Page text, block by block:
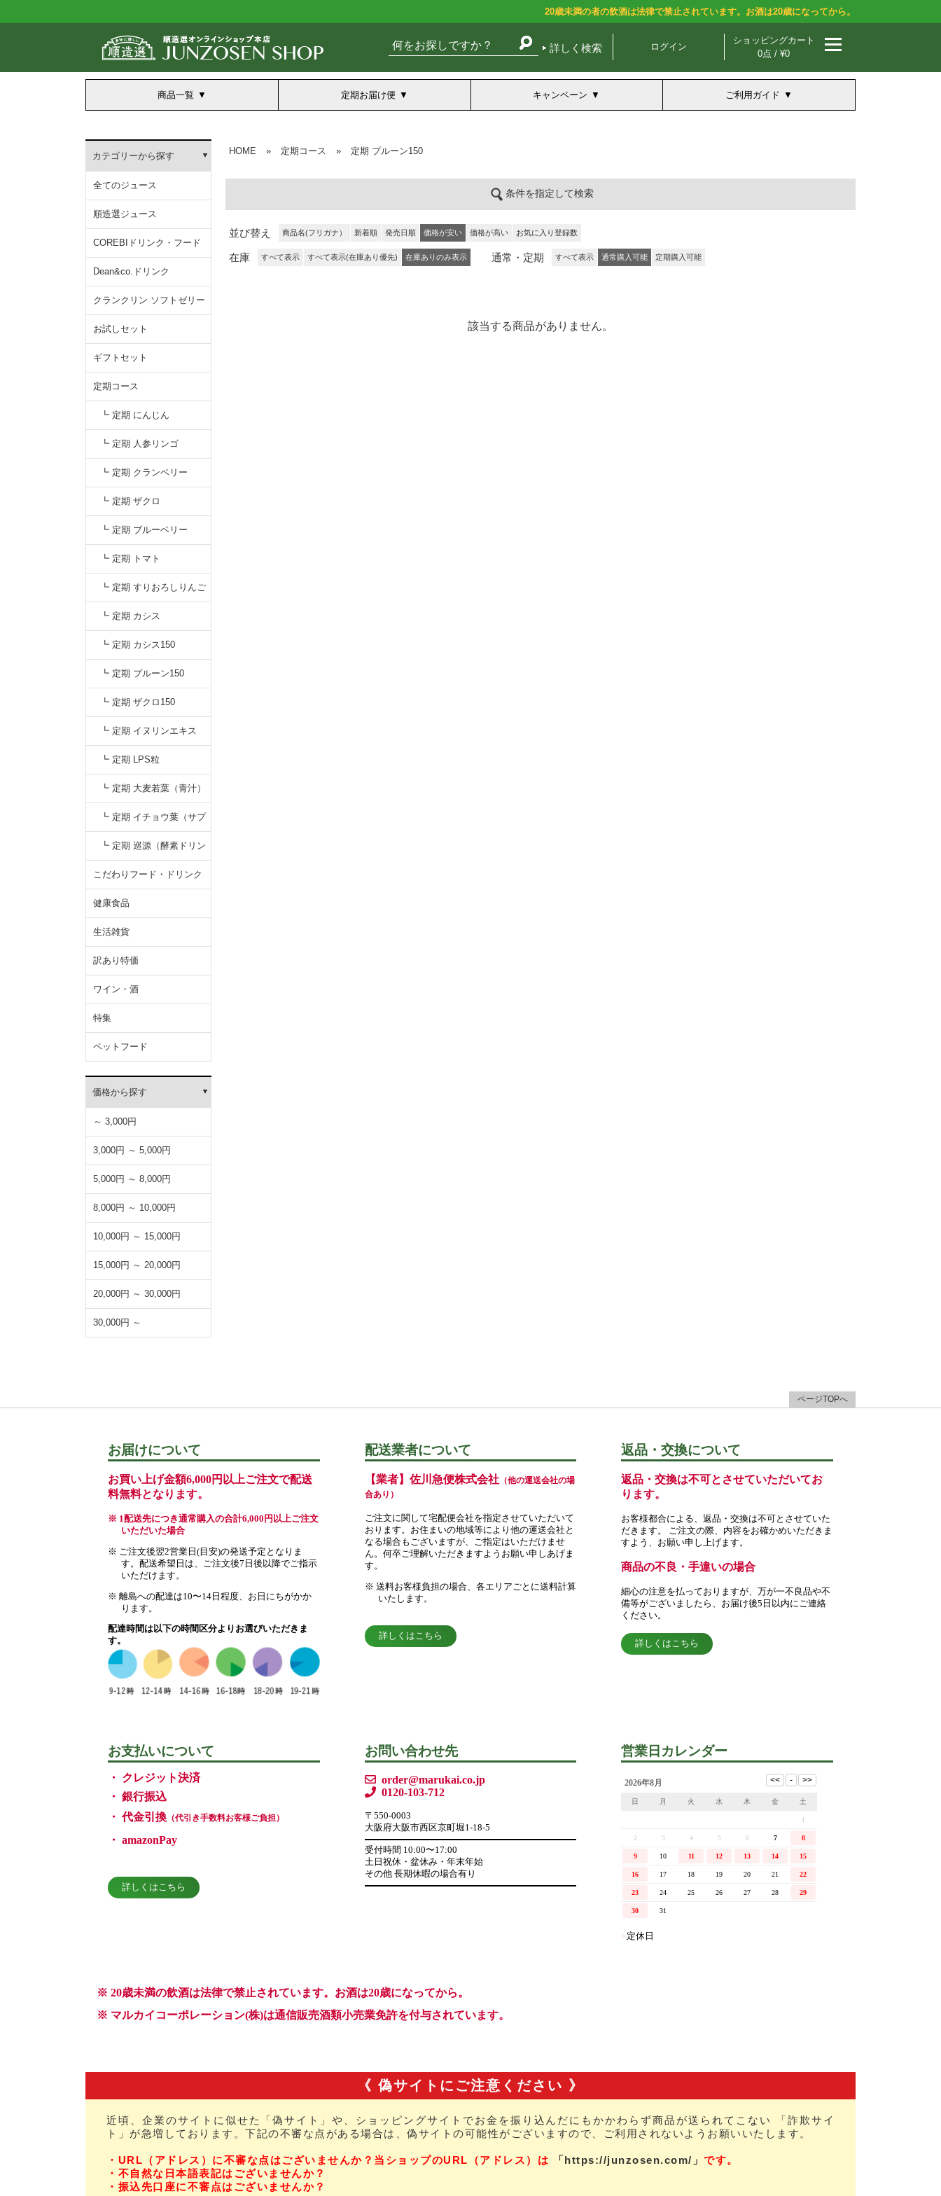
20歳未満の者の飲酒は法律で禁止されています。お酒は20歳になってから。
詳しく検索 ログイン
ショッピングカート
0点 / ¥0
商品一覧 定期お届け便 キャンペーン ご利用ガイド
カテゴリーから探す
全てのジュース
順造選ジュース
COREBIドリンク・フード
Dean&co.ドリンク
クランクリン ソフトゼリー
お試しセット
ギフトセット
定期コース
┗ 定期 にんじん
┗ 定期 人参リンゴ
┗ 定期 クランベリー
┗ 定期 ザクロ
┗ 定期 ブルーベリー
┗ 定期 トマト
┗ 定期 すりおろしりんご
汁
┗ 定期 カシス
┗ 定期 カシス150
┗ 定期 プルーン150
┗ 定期 ザクロ150
┗ 定期 イヌリンエキス
┗ 定期 LPS粒
┗ 定期 大麦若葉（青汁）
┗ 定期 イチョウ葉（サプ
リ）
┗ 定期 巡源（酵素ドリン
ク）
こだわりフード・ドリンク
健康食品
生活雑貨
訳あり特価
ワイン・酒
特集
ペットフード
価格から探す
～ 3,000円
3,000円 ～ 5,000円
5,000円 ～ 8,000円
8,000円 ～ 10,000円
10,000円 ～ 15,000円
15,000円 ～ 20,000円
20,000円 ～ 30,000円
30,000円 ～
HOME » 定期コース » 定期 プルーン150
条件を指定して検索
並び替え 商品名(フリガナ） 新着順 発売日順 価格が安い 価格が高い お気に入り登録数
在庫 すべて表示 すべて表示(在庫あり優先) 在庫ありのみ表示 通常・定期 すべて表示 通常購入可能 定期購入可能
該当する商品がありません。
《 偽サイトにご注意ください 》
近頃、企業のサイトに似せた「偽サイト」や、ショッピングサイトでお金を振り込んだにもかかわらず商品が送られてこない 「詐欺サイ
ト」が急増しております。下記の不審な点がある場合は、偽サイトの可能性がございますので、ご利用されないようお願いいたします。
・URL（アドレス）に不審な点はございませんか？当ショップのURL（アドレス）は 「https://junzosen.com/」 です。
・不自然な日本語表記はございませんか？
・振込先口座に不審点はございませんか？
ページTOPへ